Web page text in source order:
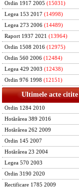
Ordin 1917 2005 (15031)
Legea 153 2017 (14998)
Legea 273 2006 (14489)
Raport 1937 2021 (13964)
Ordin 1508 2016 (12975)
Ordin 560 2006 (12484)
Legea 429 2003 (12438)
Ordin 976 1998 (12151)
Ultimele acte citite
Ordin 1284 2010
Hotărârea 389 2016
Hotărârea 262 2009
Ordin 145 2007
Hotărârea 23 2004
Legea 570 2003
Ordin 3190 2020
Rectificare 1785 2009